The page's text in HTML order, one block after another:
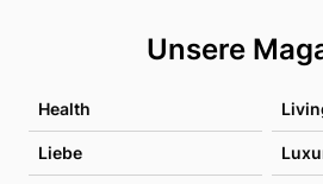
Unsere
Health
Liebe